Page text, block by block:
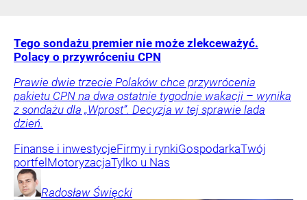
Tego sondażu premier nie może zlekceważyć.
Polacy o przywróceniu CPN
Prawie dwie trzecie Polaków chce przywrócenia
pakietu CPN na dwa ostatnie tygodnie wakacji – wynika
z sondażu dla „Wprost”. Decyzja w tej sprawie lada
dzień.
Finanse i inwestycjeFirmy i rynkiGospodarkaTwój
portfelMotoryzacjaTylko u Nas
Radosław Święcki